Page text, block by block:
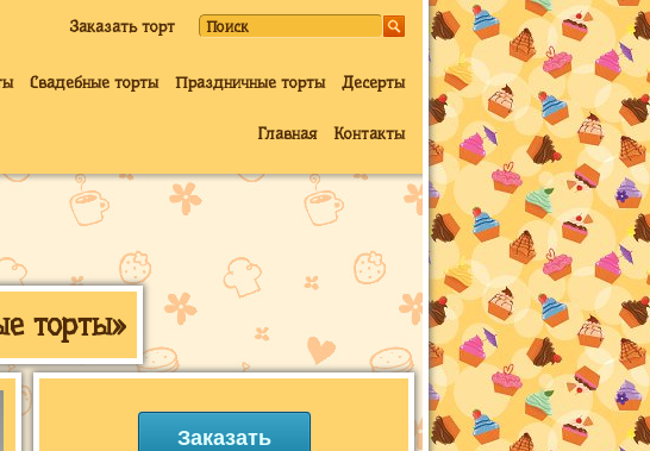
Заказать торт
Свадебные торты Праздничные торты Десерты
Главная Контакты
торты»
Заказать